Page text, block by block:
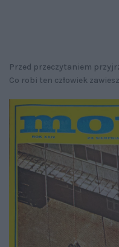
Przed przeczytaniem
Co robi ten człowiek